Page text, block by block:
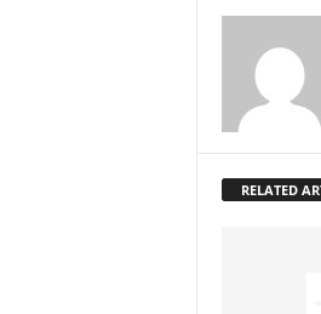
RELATED